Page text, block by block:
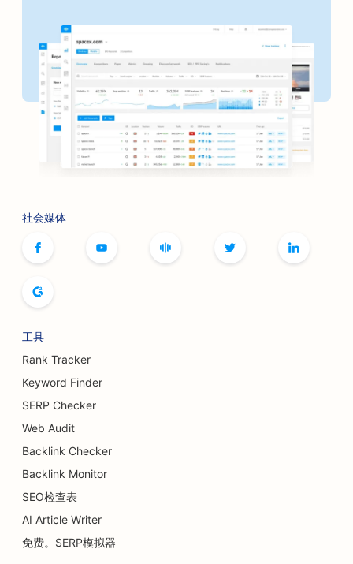
社会媒体
工具
Rank Tracker
Keyword Finder
SERP Checker
Web Audit
Backlink Checker
Backlink Monitor
SEO检查表
AI Article Writer
免费。SERP模拟器